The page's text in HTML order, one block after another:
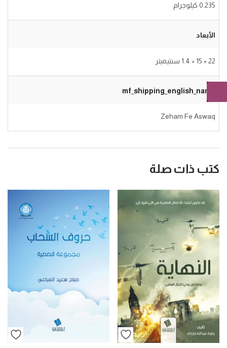
0.235 كيلوجرام
الأبعاد
22 × 15 × 1.4 سنتيميتر
mf_shipping_english_name
Zeham Fe Aswaq
كتب ذات صلة